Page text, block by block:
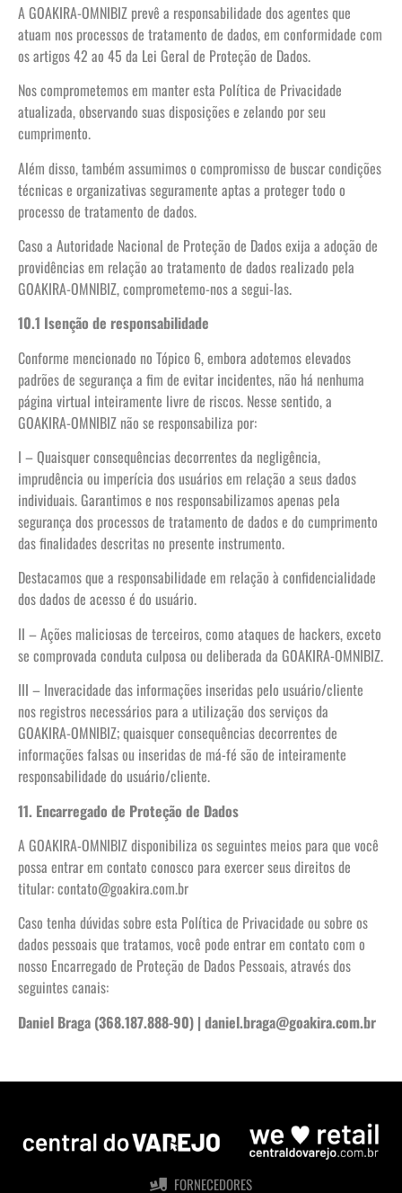
A GOAKIRA-OMNIBIZ prevê a responsabilidade dos agentes que
atuam nos processos de tratamento de dados, em conformidade com
os artigos 42 ao 45 da Lei Geral de Proteção de Dados.
Nos comprometemos em manter esta Política de Privacidade
atualizada, observando suas disposições e zelando por seu
cumprimento.
Além disso, também assumimos o compromisso de buscar condições
técnicas e organizativas seguramente aptas a proteger todo o
processo de tratamento de dados.
Caso a Autoridade Nacional de Proteção de Dados exija a adoção de
providências em relação ao tratamento de dados realizado pela
GOAKIRA-OMNIBIZ, comprometemo-nos a segui-las.
10.1 Isenção de responsabilidade
Conforme mencionado no Tópico 6, embora adotemos elevados
padrões de segurança a fim de evitar incidentes, não há nenhuma
página virtual inteiramente livre de riscos. Nesse sentido, a
GOAKIRA-OMNIBIZ não se responsabiliza por:
I – Quaisquer consequências decorrentes da negligência,
imprudência ou imperícia dos usuários em relação a seus dados
individuais. Garantimos e nos responsabilizamos apenas pela
segurança dos processos de tratamento de dados e do cumprimento
das finalidades descritas no presente instrumento.
Destacamos que a responsabilidade em relação à confidencialidade
dos dados de acesso é do usuário.
II – Ações maliciosas de terceiros, como ataques de hackers, exceto
se comprovada conduta culposa ou deliberada da GOAKIRA-OMNIBIZ.
III – Inveracidade das informações inseridas pelo usuário/cliente
nos registros necessários para a utilização dos serviços da
GOAKIRA-OMNIBIZ; quaisquer consequências decorrentes de
informações falsas ou inseridas de má-fé são de inteiramente
responsabilidade do usuário/cliente.
11. Encarregado de Proteção de Dados
A GOAKIRA-OMNIBIZ disponibiliza os seguintes meios para que você
possa entrar em contato conosco para exercer seus direitos de
titular: contato@goakira.com.br
Caso tenha dúvidas sobre esta Política de Privacidade ou sobre os
dados pessoais que tratamos, você pode entrar em contato com o
nosso Encarregado de Proteção de Dados Pessoais, através dos
seguintes canais:
Daniel Braga (368.187.888-90) | daniel.braga@goakira.com.br
FORNECEDORES